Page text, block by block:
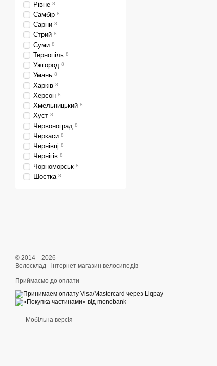
Рівне 8
Самбір 8
Сарни 8
Стрий 8
Суми 8
Тернопіль 8
Ужгород 8
Умань 8
Харків 8
Херсон 8
Хмельницький 8
Хуст 8
Червоноград 8
Черкаси 8
Чернівці 8
Чернігів 8
Чорноморськ 8
Шостка 8
© 2014—2026
Велосклад - інтернет магазин велосипедів
Приймаємо до оплати
Мобільна версія